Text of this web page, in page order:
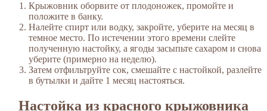
Крыжовник оборвите от плодоножек, промойте и
положите в банку.
Налейте спирт или водку, закройте, уберите на месяц в
темное место. По истечении этого времени слейте
полученную настойку, а ягоды засыпьте сахаром и снова
уберите (примерно на неделю).
Затем отфильтруйте сок, смешайте с настойкой, разлейте
в бутылки и дайте 1 месяц настояться.
Настойка из красного крыжовника